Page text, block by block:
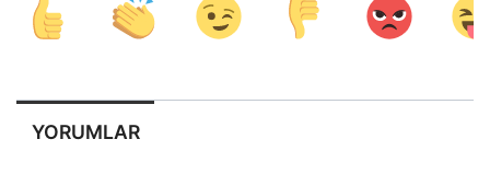
YORUMLAR